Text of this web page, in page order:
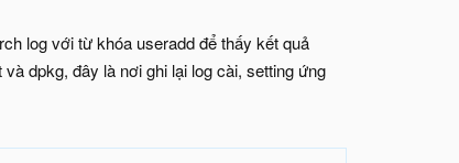
log với từ khóa useradd để thấy kết quả
dpkg, đây là nơi ghi lại log cài, setting ứng